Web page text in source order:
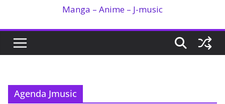
Manga – Anime – J-music
Agenda Jmusic